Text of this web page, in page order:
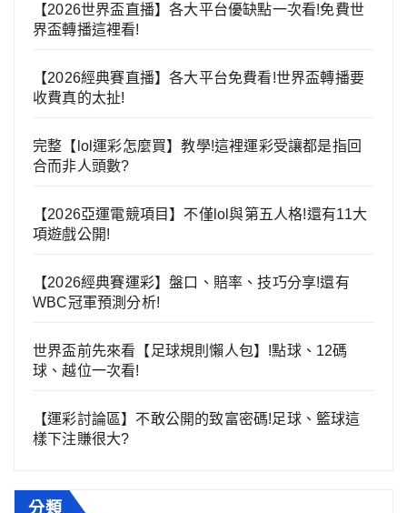
【2026世界盃直播】各大平台優缺點一次看!免費世
界盃轉播這裡看!
【2026經典賽直播】各大平台免費看!世界盃轉播要
收費真的太扯!
完整【lol運彩怎麼買】教學!這裡運彩受讓都是指回
合而非人頭數?
【2026亞運電競項目】不僅lol與第五人格!還有11大
項遊戲公開!
【2026經典賽運彩】盤口、賠率、技巧分享!還有
WBC冠軍預測分析!
世界盃前先來看【足球規則懶人包】!點球、12碼
球、越位一次看!
【運彩討論區】不敢公開的致富密碼!足球、籃球這
樣下注賺很大?
分類